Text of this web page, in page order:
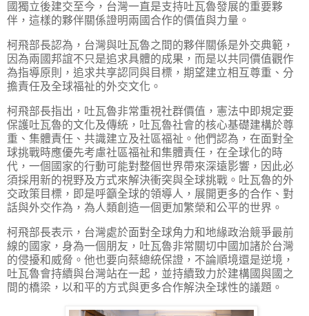
國獨立後建交至今，台灣一直是支持吐瓦魯發展的重要夥
伴，這樣的夥伴關係證明兩國合作的價值與力量。
柯飛部長認為，台灣與吐瓦魯之間的夥伴關係是外交典範，
因為兩國邦誼不只是追求具體的成果，而是以共同價值觀作
為指導原則，追求共享認同與目標，期望建立相互尊重、分
擔責任及全球福祉的外交文化。
柯飛部長指出，吐瓦魯非常重視社群價值，憲法中即規定要
保護吐瓦魯的文化及傳統，吐瓦魯社會的核心基礎建構於尊
重、集體責任、共識建立及社區福祉。他們認為，在面對全
球挑戰時應優先考慮社區福祉和集體責任，在全球化的時
代，一個國家的行動可能對整個世界帶來深遠影響，因此必
須採用新的視野及方式來解決衝突與全球挑戰。吐瓦魯的外
交政策目標，即是呼籲全球的領導人，展開更多的合作、對
話與外交作為，為人類創造一個更加繁榮和公平的世界。
柯飛部長表示，台灣處於面對全球角力和地緣政治競爭最前
線的國家，身為一個朋友，吐瓦魯非常關切中國加諸於台灣
的侵擾和威脅。他也要向蔡總統保證，不論順境還是逆境，
吐瓦魯會持續與台灣站在一起，並持續致力於建構國與國之
間的橋梁，以和平的方式與更多合作解決全球性的議題。